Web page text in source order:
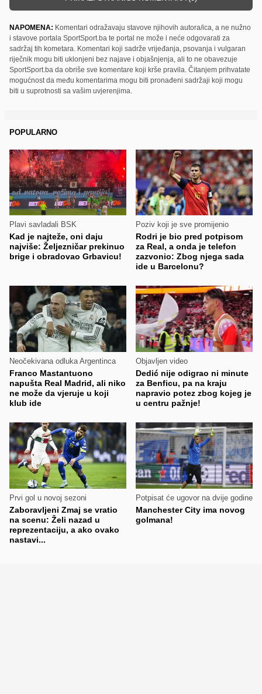
NAPOMENA: Komentari odražavaju stavove njihovih autora/ica, a ne nužno
i stavove portala SportSport.ba te portal ne može i neće odgovarati za
sadržaj tih kometara. Komentari koji sadrže vrijeđanja, psovanja i vulgaran
riječnik mogu biti uklonjeni bez najave i objašnjenja, ali to ne obavezuje
SportSport.ba da obriše sve komentare koji krše pravila. Čitanjem prihvatate
mogućnost da među komentarima mogu biti pronađeni sadržaji koji mogu
biti u suprotnosti sa vašim uvjerenjima.
POPULARNO
Plavi savladali BSK
Kad je najteže, oni daju
najviše: Željezničar prekinuo
brige i obradovao Grbavicu!
Poziv koji je sve promijenio
Rodri je bio pred potpisom
za Real, a onda je telefon
zazvonio: Zbog njega sada
ide u Barcelonu?
Neočekivana odluka Argentinca
Franco Mastantuono
napušta Real Madrid, ali niko
ne može da vjeruje u koji
klub ide
Objavljen video
Dedić nije odigrao ni minute
za Benficu, pa na kraju
napravio potez zbog kojeg je
u centru pažnje!
Prvi gol u novoj sezoni
Zaboravljeni Zmaj se vratio
na scenu: Želi nazad u
reprezentaciju, a ako ovako
nastavi...
Potpisat će ugovor na dvije godine
Manchester City ima novog
golmana!